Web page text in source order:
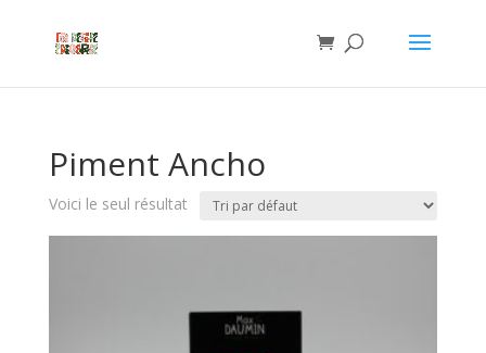
Piment Ancho
Voici le seul résultat